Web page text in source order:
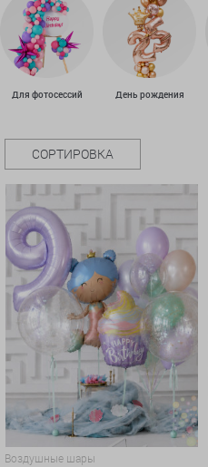
Для фотосессий День рождения
СОРТИРОВКА
Воздушные шары